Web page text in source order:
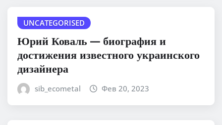
UNCATEGORISED
Юрий Коваль — биография и
достижения известного украинского
дизайнера
sib_ecometal Фев 20, 2023